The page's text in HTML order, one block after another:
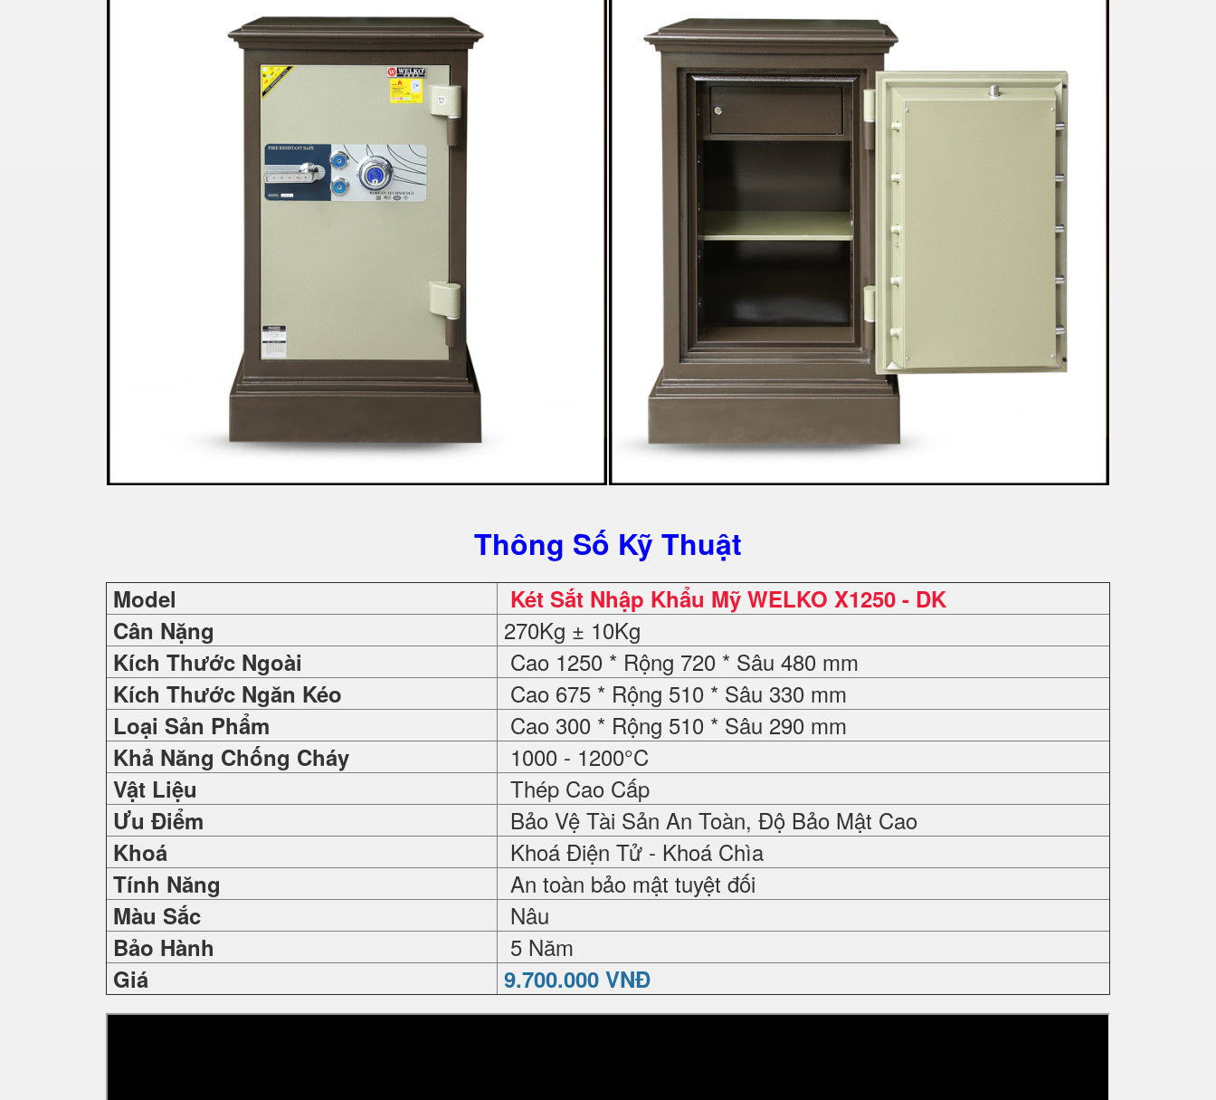
Thông Số Kỹ Thuật
Model
Két Sắt Nhập Khẩu Mỹ WELKO X1250 - DK
Cân Nặng
270Kg ± 10Kg
Kích Thước Ngoài Cao 1250 * Rộng 720 * Sâu 480 mm
Kích Thước Ngăn Kéo Cao 675 * Rộng 510 * Sâu 330 mm
Loại Sản Phẩm Cao 300 * Rộng 510 * Sâu 290 mm
Khả Năng Chống Cháy 1000 - 1200°C
Vật Liệu Thép Cao Cấp
Ưu Điểm Bảo Vệ Tài Sản An Toàn, Độ Bảo Mật Cao
Khoá Khoá Điện Tử - Khoá Chìa
Tính Năng An toàn bảo mật tuyệt đối
Màu Sắc Nâu
Bảo Hành 5 Năm
Giá 9.700.000 VNĐ